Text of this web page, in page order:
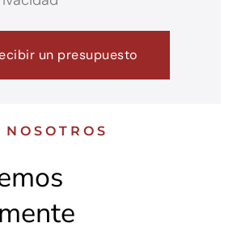
un presupuesto